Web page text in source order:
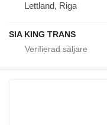
Lettland, Riga
SIA KING TRANS